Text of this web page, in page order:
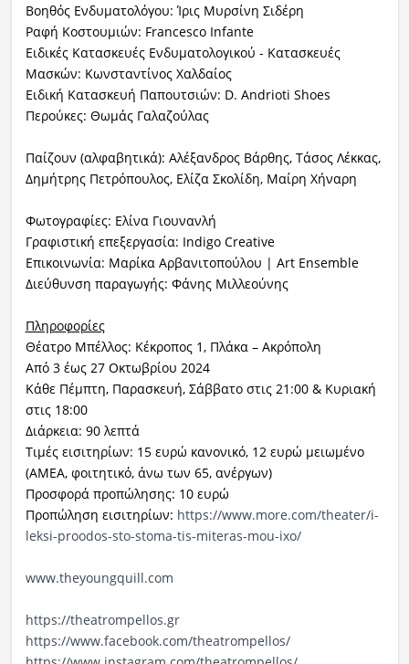
Βοηθός Ενδυματολόγου: Ίρις Μυρσίνη Σιδέρη
Ραφή Κοστουμιών: Francesco Infante
Ειδικές Κατασκευές Ενδυματολογικού - Κατασκευές
Μασκών: Κωνσταντίνος Χαλδαίος
Ειδική Κατασκευή Παπουτσιών: D. Andrioti Shoes
Περούκες: Θωμάς Γαλαζούλας
Παίζουν (αλφαβητικά): Αλέξανδρος Βάρθης, Τάσος Λέκκας,
Δημήτρης Πετρόπουλος, Ελίζα Σκολίδη, Μαίρη Χήναρη
Φωτογραφίες: Ελίνα Γιουνανλή
Γραφιστική επεξεργασία: Indigo Creative
Επικοινωνία: Μαρίκα Αρβανιτοπούλου | Art Ensemble
Διεύθυνση παραγωγής: Φάνης Μιλλεούνης
Πληροφορίες
Θέατρο Μπέλλος: Κέκροπος 1, Πλάκα – Ακρόπολη
Από 3 έως 27 Οκτωβρίου 2024
Κάθε Πέμπτη, Παρασκευή, Σάββατο στις 21:00 & Κυριακή
στις 18:00
Διάρκεια: 90 λεπτά
Τιμές εισιτηρίων: 15 ευρώ κανονικό, 12 ευρώ μειωμένο
(ΑΜΕΑ, φοιτητικό, άνω των 65, ανέργων)
Προσφορά προπώλησης: 10 ευρώ
Προπώληση εισιτηρίων: https://www.more.com/theater/i-
leksi-proodos-sto-stoma-tis-miteras-mou-ixo/
www.theyoungquill.com
https://theatrompellos.gr
https://www.facebook.com/theatrompellos/